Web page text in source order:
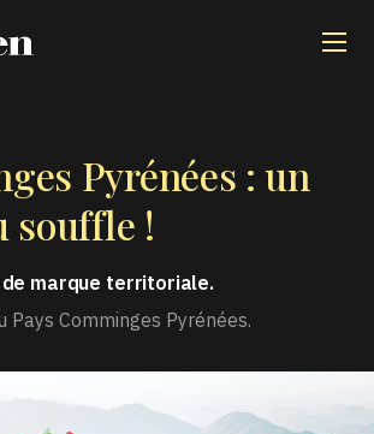
Pyrénées : un
souffle !
marque territoriale.
Pays Comminges Pyrénées.